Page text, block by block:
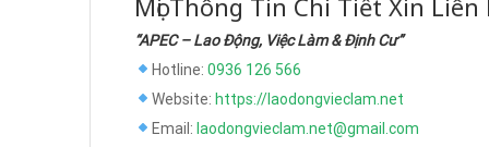
“APEC – Lao Động, Việc Làm & Định Cư”
Hotline: 0936 126 566
Website: https://laodongvieclam.net
Email: laodongvieclam.net@gmail.com